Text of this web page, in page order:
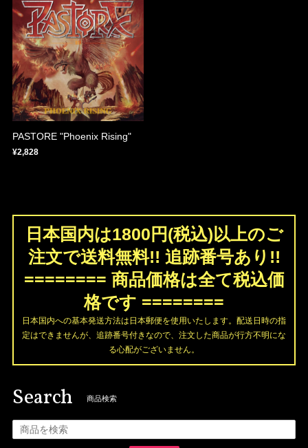
PASTORE "Phoenix Rising"
¥2,828
日本国内は1800円(税込)以上のご
注文で送料無料!! 追跡番号あり!!
======== 商品価格は全て税込価
格です ========
日本国内への基本発送方法は日本郵便を使用いたします。配送日時の指
定はできませんが、追跡番号付きなので、注文した商品が行方不明にな
る心配がございません。
Search 商品検索